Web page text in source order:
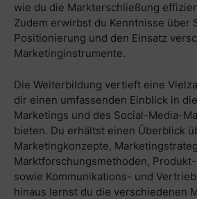
wie du die Markterschließung
Zudem erwirbst du Kenntnisse über
Positionierung und den Einsatz
Marketinginstrumente.
Die Weiterbildung vertieft eine
dir einen umfassenden Einblick in
Marketings und des Social-Media-
bieten. Du erhältst einen Überblick
Marketingkonzepte,
Marktforschungsmethoden,
sowie Kommunikations- und
hinaus lernst du die verschiedenen